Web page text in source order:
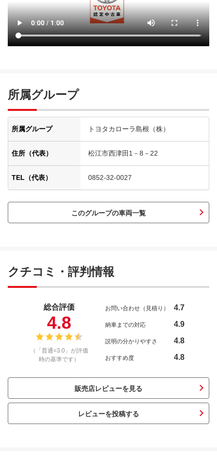
所属グループ
所属グループ トヨタカローラ島根（株）
住所（代表） 松江市西津田1－8－22
TEL（代表） 0852-32-0027
このグループの車両一覧
クチコミ・評判情報
総合評価
4.8
（「普通=3.0」が評価
時の基準です）
お問い合わせ（見積り） 4.7
納車までの対応 4.9
説明の分かりやすさ 4.8
おすすめ度 4.8
販売店レビューを見る
レビューを投稿する